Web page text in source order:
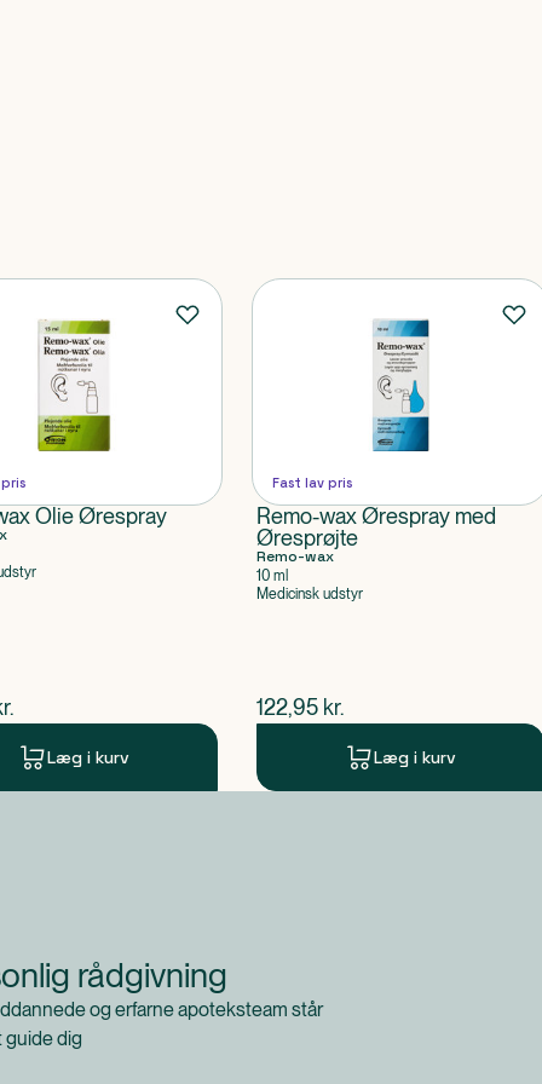
Olie Ørespray
pris
Læg i kurv
Fast lav pris
Remo-wax Ørespray med
Øresprøjte
Remo-wax
10 ml
Medicinsk udstyr
$nuværende pris
122,95 kr.
Læg i kurv
rådgivning
og erfarne apoteksteam står
guide dig